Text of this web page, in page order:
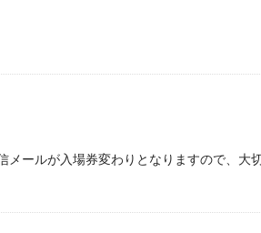
ールが入場券変わりとなりますので、大